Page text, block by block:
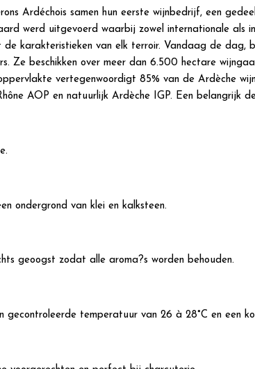
Ardéchois samen hun eerste wijnbedrijf, een
werd uitgevoerd waarbij zowel internationale als
karakteristieken van elk terroir. Vandaag de dag,
Ze beschikken over meer dan 6.500 hectare
vertegenwoordigt 85% van de Ardèche
AOP en natuurlijk Ardèche IGP. Een belangrijk
ondergrond van klei en kalksteen.
geoogst zodat alle aroma?s worden behouden.
gecontroleerde temperatuur van 26 à 28°C en een